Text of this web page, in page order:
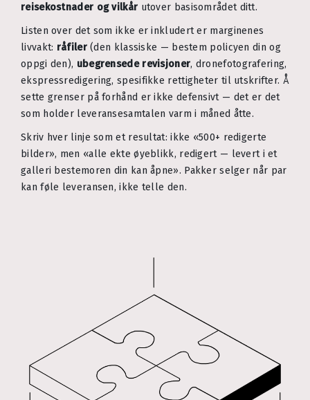
reisekostnader og vilkår utover basisområdet ditt.
Listen over det som ikke er inkludert er marginenes
livvakt: råfiler(den klassiske — bestem policyen din og
oppgi den), ubegrensede revisjoner, dronefotografering,
ekspressredigering, spesifikke rettigheter til utskrifter. Å
sette grenser på forhånd er ikke defensivt — det er det
som holder leveransesamtalen varm i måned åtte.
Skriv hver linje som et resultat: ikke «500+ redigerte
bilder», men «alle ekte øyeblikk, redigert — levert i et
galleri bestemoren din kan åpne». Pakker selger når par
kan føle leveransen, ikke telle den.